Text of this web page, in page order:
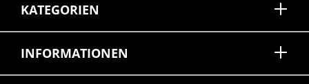
KATEGORIEN
INFORMATIONEN